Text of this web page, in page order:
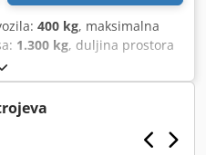
400 kg, maksimalna
1.300 kg, duljina prostora
prostora: